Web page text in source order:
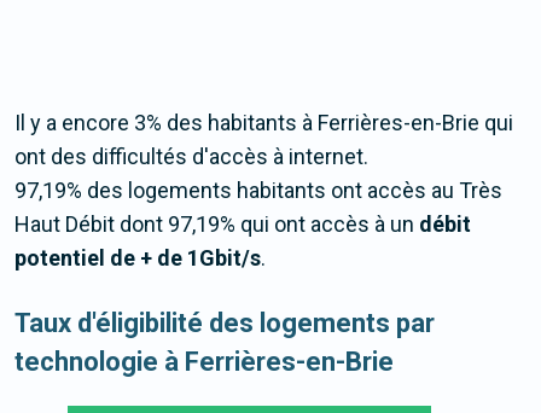
Il y a encore 3% des habitants à Ferrières-en-Brie qui
ont des difficultés d'accès à internet.
97,19% des logements habitants ont accès au Très
Haut Débit dont 97,19% qui ont accès à un débit
potentiel de + de 1Gbit/s.
Taux d'éligibilité des logements par
technologie à Ferrières-en-Brie